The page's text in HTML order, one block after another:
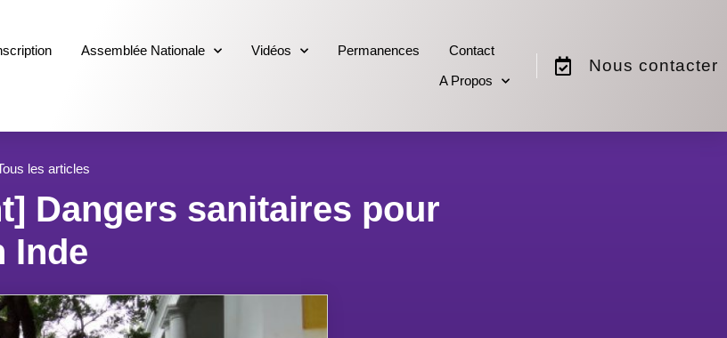
Assemblée Nationale Vidéos Permanences
Contact
A Propos
Nous contacter
les articles
Dangers sanitaires pour
Inde